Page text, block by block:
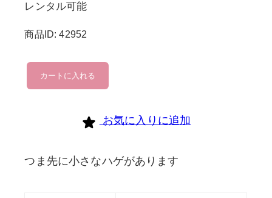
レンタル可能
商品ID: 42952
ifme
個
カートに入れる
お気に入りに追加
つま先に小さなハゲがあります